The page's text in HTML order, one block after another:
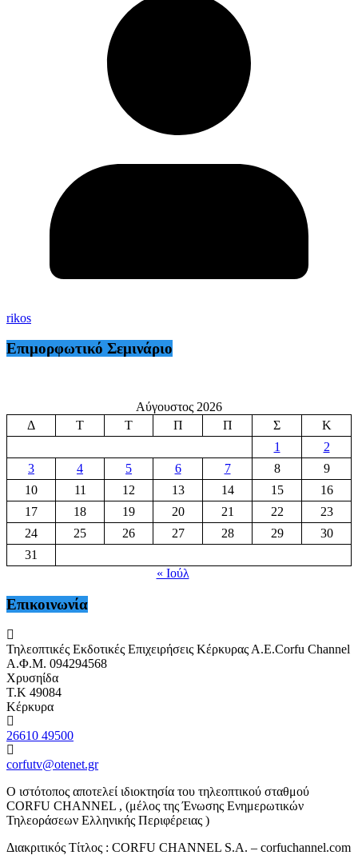
rikos
Επιμορφωτικό Σεμινάριο
Αύγουστος 2026
Δ
Τ Τ Π Π Σ
Κ
1
2
3
4 5 6 7 8
9
10
11 12 13 14 15
16
17
18 19 20 21 22
23
24
25 26 27 28 29
30
31
« Ιούλ
Επικοινωνία
Τηλεοπτικές Εκδοτικές Επιχειρήσεις Κέρκυρας Α.Ε.Corfu Channel
Α.Φ.Μ. 094294568
Χρυσηίδα
Τ.Κ 49084
Κέρκυρα
26610 49500
corfutv@otenet.gr
Ο ιστότοπος αποτελεί ιδιοκτησία του τηλεοπτικού σταθμού
CORFU CHANNEL , (μέλος της Ένωσης Ενημερωτικών
Τηλεοράσεων Ελληνικής Περιφέρειας )
Διακριτικός Τίτλος : CORFU CHANNEL S.A. – corfuchannel.com